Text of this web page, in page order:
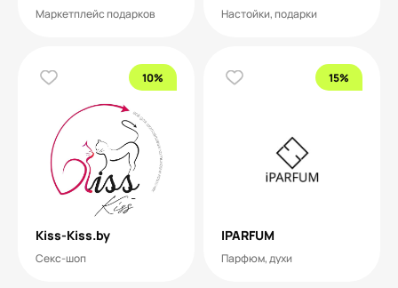
Маркетплейс подарков Настойки, подарки
10%
Kiss-Kiss.by
Секс-шоп
15%
IPARFUM
Парфюм, духи